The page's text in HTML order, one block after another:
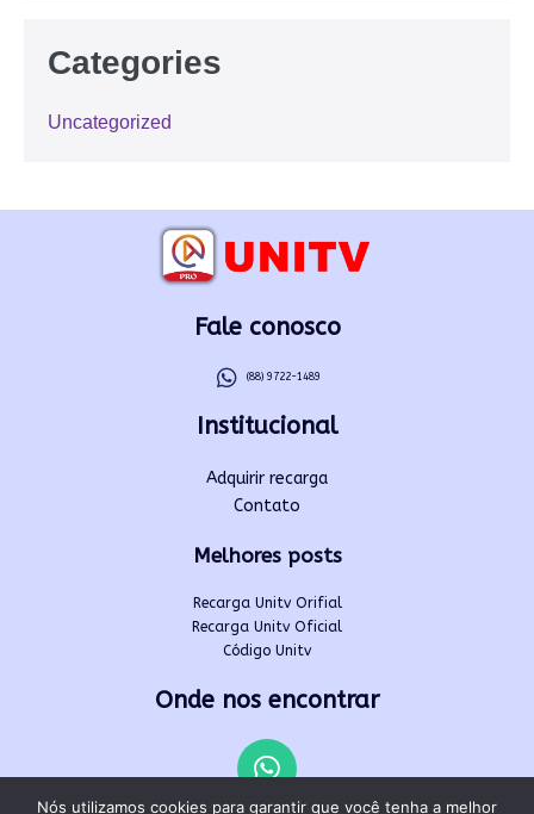
Categories
Uncategorized
Fale conosco
(88) 9722-1489
Institucional
Adquirir recarga
Contato
Melhores posts
Recarga Unitv Orifial
Recarga Unitv Oficial
Código Unitv
Onde nos encontrar
Nós utilizamos cookies para garantir que você tenha a melhor